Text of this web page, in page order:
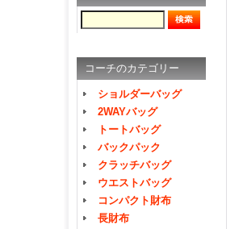
コーチのカテゴリー
ショルダーバッグ
2WAYバッグ
トートバッグ
バックパック
クラッチバッグ
ウエストバッグ
コンパクト財布
長財布